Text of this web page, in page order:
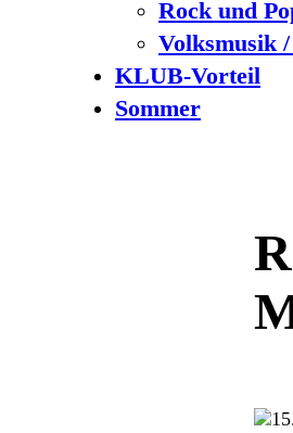
Rock und
Volksmusik
KLUB-Vorteil
Sommer